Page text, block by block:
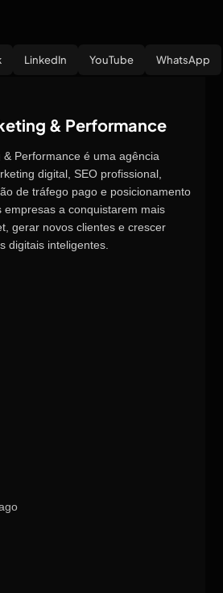
LinkedIn YouTube WhatsApp
& Performance
& Performance é uma agência
digital, SEO profissional,
de tráfego pago e posicionamento
empresas a conquistarem mais
gerar novos clientes e crescer
digitais inteligentes.